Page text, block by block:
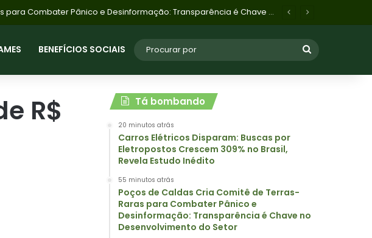
WhatsApp libera novidades: Nomes de participantes podem ser ocultados e grupos menores criados em instantes
BENEFÍCIOS SOCIAIS
R$
Tá bombando
20 minutos atrás
Carros Elétricos Disparam: Buscas por
Eletropostos Crescem 309% no Brasil,
Revela Estudo Inédito
55 minutos atrás
Poços de Caldas Cria Comitê de Terras-
Raras para Combater Pânico e
Desinformação: Transparência é Chave no
Desenvolvimento do Setor